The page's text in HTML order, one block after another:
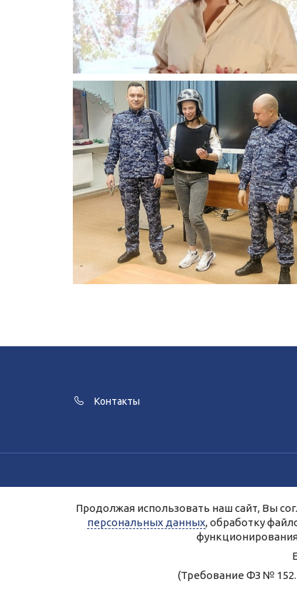
Контакты
Для улучшения работы сайта и
Продолжая работу с сайтом, Вы
Продолжая использовать наш сайт, Вы
персональных данных, обработку
(Требование ФЗ № 152.